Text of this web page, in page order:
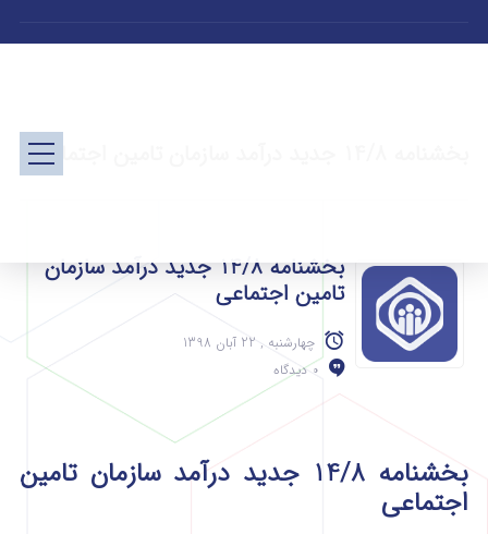
بخشنامه 14/8 جدید درآمد سازمان
تامین اجتماعی
چهارشنبه , 22 آبان 1398
0 دیدگاه
بخشنامه 14/8 جدید درآمد سازمان تامین
اجتماعی